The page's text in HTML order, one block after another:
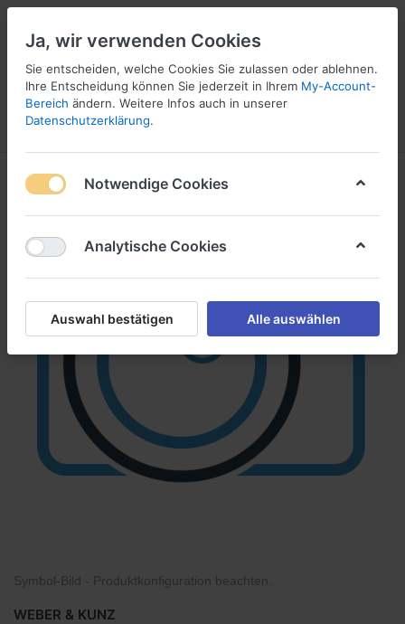
☎ 037296 69240
Menü Anmelden
Symbol-Bild - Produktkonfiguration beachten
WEBER & KUNZ
Ja, wir verwenden Cookies
Sie entscheiden, welche Cookies Sie zulassen oder ablehnen.
Ihre Entscheidung können Sie jederzeit in Ihrem My-Account-
Bereich ändern. Weitere Infos auch in unserer
Datenschutzerklärung.
Notwendige Cookies
Analytische Cookies
Auswahl bestätigen Alle auswählen